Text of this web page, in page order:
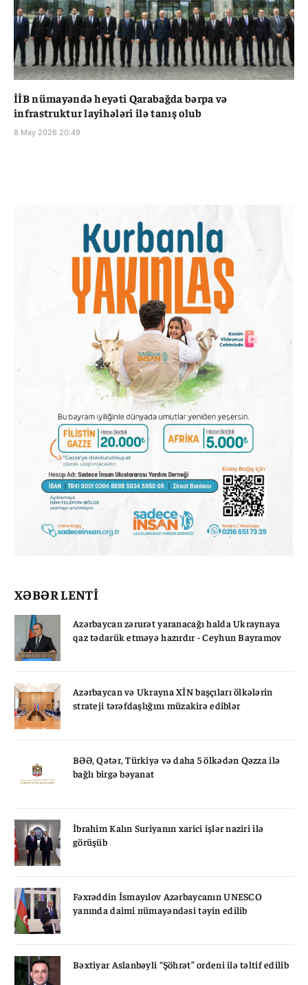
İİB nümayəndə heyəti Qarabağda bərpa və
infrastruktur layihələri ilə tanış olub
8 May 2026 20:49
XƏBƏR LENTİ
Azərbaycan zərurət yaranacağı halda Ukraynaya
qaz tədarük etməyə hazırdır - Ceyhun Bayramov
Azərbaycan və Ukrayna XİN başçıları ölkələrin
strateji tərəfdaşlığını müzakirə ediblər
BƏƏ, Qətər, Türkiyə və daha 5 ölkədən Qəzza ilə
bağlı birgə bəyanat
İbrahim Kalın Suriyanın xarici işlər naziri ilə
görüşüb
Fəxrəddin İsmayılov Azərbaycanın UNESCO
yanında daimi nümayəndəsi təyin edilib
Bəxtiyar Aslanbəyli “Şöhrət” ordeni ilə təltif edilib